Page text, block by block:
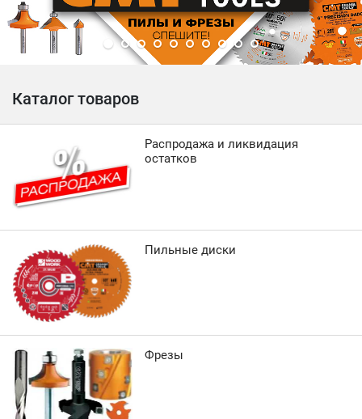
Каталог товаров
Распродажа и ликвидация
остатков
Пильные диски
Фрезы